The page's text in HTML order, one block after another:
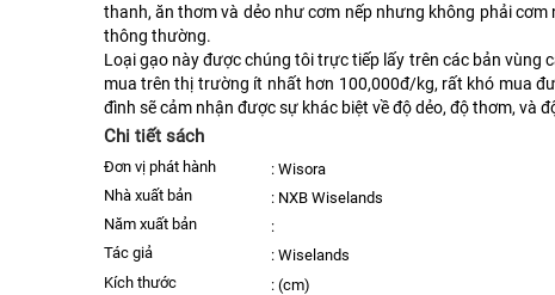
thanh, ăn thơm và dẻo như cơm nếp nhưng không phải cơm
thông thường.
Loại gạo này được chúng tôi trực tiếp lấy trên các bản vùng
mua trên thị trường ít nhất hơn 100,000đ/kg, rất khó mua
đình sẽ cảm nhận được sự khác biệt về độ dẻo, độ thơm, và
Chi tiết sách
Đơn vị phát hành : Wisora
nhà xuất bản
: NXB Wiselands
năm xuất bản
:
Tác giả
: Wiselands
kích thước
: (cm)